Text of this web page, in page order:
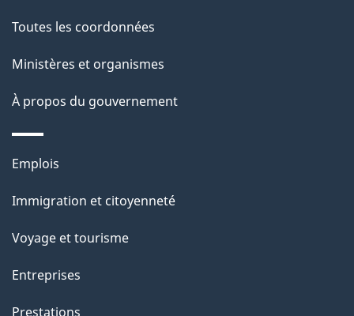
p
a
g
e
Toutes les coordonnées
Ministères et organismes
À propos du gouvernement
Thèmes
sujets
Emplois
Immigration et citoyenneté
Voyage et tourisme
Entreprises
Prestations